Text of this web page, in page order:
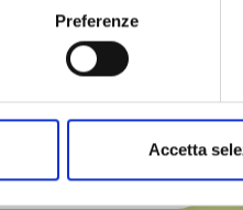
tua posizione geografica,
scansionandolo
i tuoi dati personali e
in qualsiasi momento dalla
contenuti ed annunci,
Preferenze
Accetta